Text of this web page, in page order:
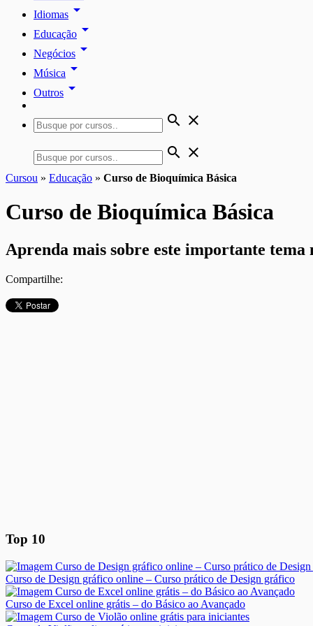
Idiomas arrow_drop_down
Educação arrow_drop_down
Negócios arrow_drop_down
Música arrow_drop_down
Outros arrow_drop_down
search close
search close
Cursou » Educação » Curso de Bioquímica Básica
Curso de Bioquímica Básica
Aprenda mais sobre este importante tema
Compartilhe:
Top 10
Curso de Design gráfico online – Curso prático de Design gráfico
Curso de Excel online grátis – do Básico ao Avançado